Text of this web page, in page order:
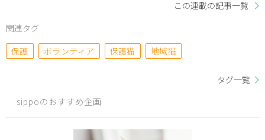
この連載の記事一覧
関連タグ
保護
ボランティア 保護猫 地域猫
タグ一覧
sippoのおすすめ企画